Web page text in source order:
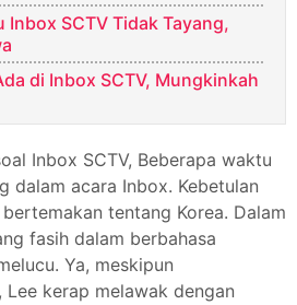
Inbox SCTV Tidak Tayang,
di Inbox SCTV, Mungkinkah
Inbox SCTV, Beberapa waktu
dalam acara Inbox. Kebetulan
tentang Korea. Dalam
fasih dalam berbahasa
Ya, meskipun
Lee kerap melawak dengan